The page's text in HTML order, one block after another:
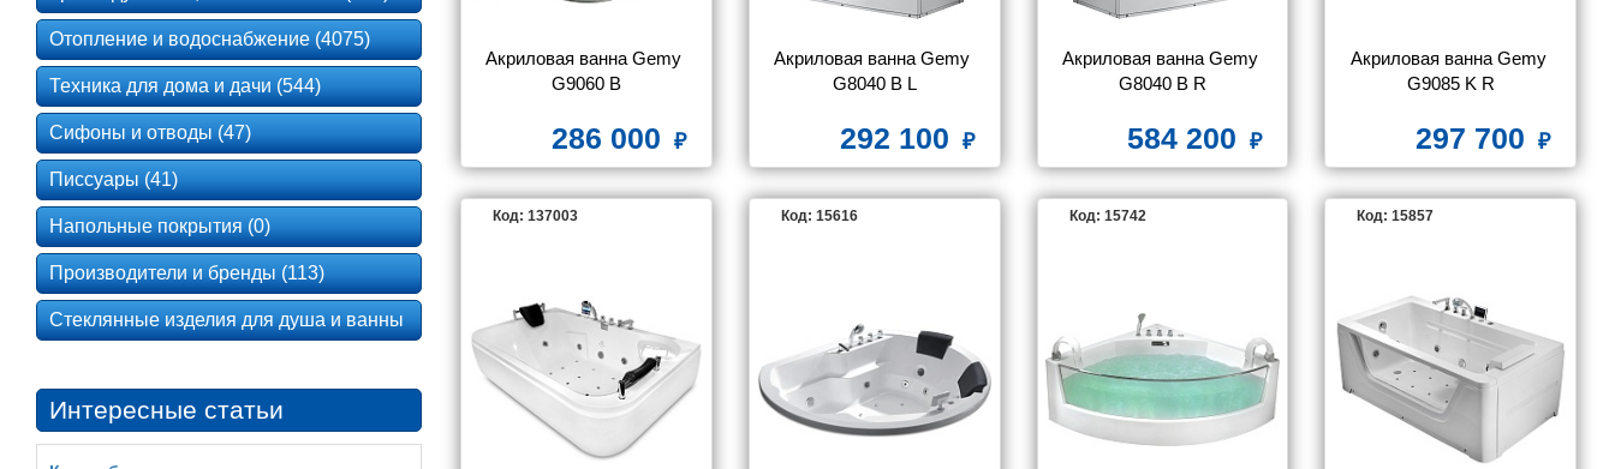
Акриловая ванна Gemy
G9060 B
286 000
Акриловая ванна Gemy
G8040 B L
292 100
Акриловая ванна Gemy
G8040 B R
584 200
Акриловая ванна Gemy
G9085 K R
297 700
Код: 137003 Код: 15616 Код: 15742 Код: 15857
Отопление и водоснабжение (4075)
Техника для дома и дачи (544)
Сифоны и отводы (47)
Писсуары (41)
Напольные покрытия (0)
Производители и бренды (113)
Стеклянные изделия для душа и ванны
Интересные статьи